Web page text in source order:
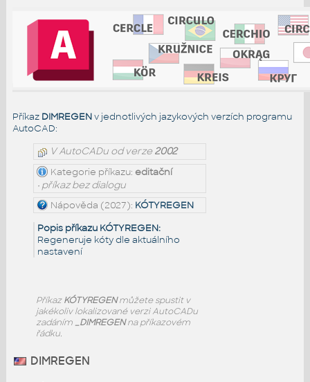
Příkaz DIMREGENv jednotlivých jazykových verzích programu
AutoCAD:
V AutoCADu od verze2002
Kategorie příkazu: editační
• příkaz bez dialogu
Nápověda (2027): KÓTYREGEN
Popis příkazu KÓTYREGEN:
Regeneruje kóty dle aktuálního
nastavení
PříkazKÓTYREGENmůžete spustit v
jakékoliv lokalizované verzi AutoCADu
zadáním _DIMREGENna příkazovém
řádku.
DIMREGEN